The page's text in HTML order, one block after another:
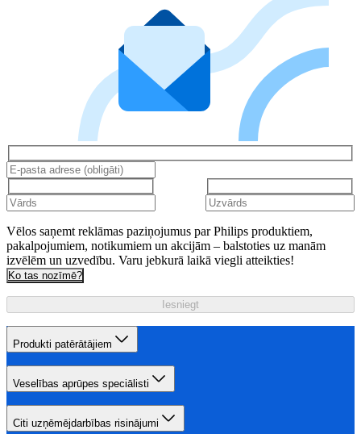
Vēlos saņemt reklāmas paziņojumus par Philips produktiem,
pakalpojumiem, notikumiem un akcijām – balstoties uz manām
izvēlēm un uzvedību. Varu jebkurā laikā viegli atteikties!
Ko tas nozīmē?
Iesniegt
Produkti patērātājiem
Veselības aprūpes speciālisti
Citi uzņēmējdarbības risinājumi